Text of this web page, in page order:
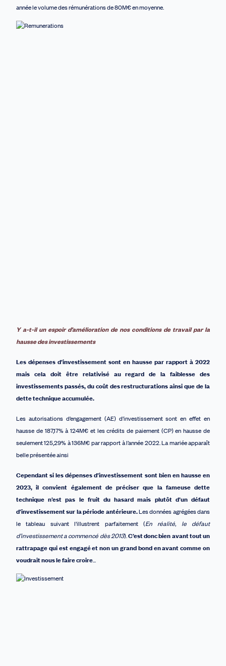
année le volume des rémunérations de 80M€ en moyenne.
Y a-t-il un espoir d’amélioration de nos conditions de travail par la
hausse des investissements
Les dépenses d’investissement sont en hausse par rapport à 2022
mais cela doit être relativisé au regard de la faiblesse des
investissements passés, du coût des restructurations ainsi que de la
dette technique accumulée.
Les autorisations d’engagement (AE) d’investissement sont en effet en
hausse de 187,17% à 124M€ et les crédits de paiement (CP) en hausse de
seulement 125,29% à 136M€ par rapport à l’année 2022. La mariée apparaît
belle présentée ainsi
Cependantsi les dépensesd’investissement sont bien en hausse en
2023, il convient également de préciser que la fameuse dette
technique n’est pas le fruit du hasard mais plutôtd’un défaut
d’investissement sur la période antérieure.Les données agrégées dans
le tableau suivantl’illustrent parfaitement(En réalité, le défaut
d’investissementacommencé dès 2013).C’est doncbienavant tout un
rattrapage qui est engagéet non ungrand bond en avantcomme on
voudrait nous le faire croire...